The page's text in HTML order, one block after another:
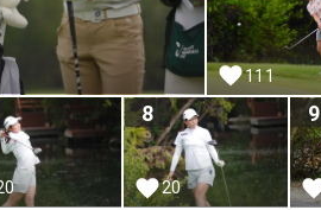
111
8
20
9